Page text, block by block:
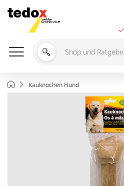
Inhalt
springen
Shop
durchsuchen
StartseiteKauknochen Hund